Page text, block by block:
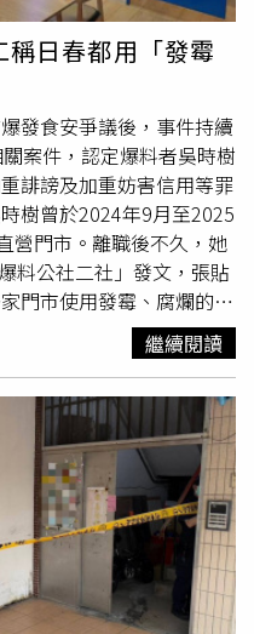
大的子宮會壓迫下腔靜脈
姿勢改變的時候，會導致
引起血壓驟降，眼前發
叫做仰臥低血壓症候群，
生在捷運裡、在公車上的
，呼吸本來就喘子宮把橫
需要氧氣、媽媽自己也需
本來就比較快，潮氣量增
站著光呼吸這件事就已經
可能低血糖懷孕本身就是
調節變得不穩定，站太
、手抖、視線模糊、站不
都危險懷孕是天然的高凝
出血所做的準備，但代價
4到5倍，久站、久坐不動
跑到肺，是會出人命的。
爆表身體會分泌一種叫做
為生產做準備，但這個荷
的關節都變得不穩定，加
來就差，在搖晃的捷運上
像，而孕婦跌倒，可能導
有這個問題」。再來是
症候群、WPW症候群
特定情況下才發作。有些
只是睡得很沉。第3種則
趨勢下，主動脈像氣球一
裂感」到失去意識，只需
可怕的並非死亡來得突
卻常被忽略。他列舉4項
或眼前 發黑；不明原因心
誤認只是太累或低血壓，
病或不明原因猝死等。他
」或疲勞，而可能是心臟
師也坦言，自己看過太多
廊崩潰詢問：「他昨天明
，即使是醫師，也很難給
果患者能提早接受運動心
有機會更早發現潛藏問
不要因為年輕就忽視心臟
史，應盡早接受12導程心
CPR與AED操作，因為關
也再次強調，「年輕不是
準備好才發生。
日春都用「發霉
發食安爭議後，事件持續
案件，認定爆料者吳時樹
誹謗及加重妨害信用等罪
樹曾於2024年9月至2025
營門市。離職後不久，她
料公社二社」發文，張貼
門市使用發霉、腐爛的木
新光三越A8等地點。相關
的高度關注，台北市衛生
負責人不滿商譽受損，決
調查發現，吳時樹在多次
明所指控門市確實使用發
紀錄，內容涉及「0元木
」群組也有「新光8館=6
麼，無法證實該用語與實
，檢方指出，在網路討論
能涉及個別門市差異，但
繼續閱讀